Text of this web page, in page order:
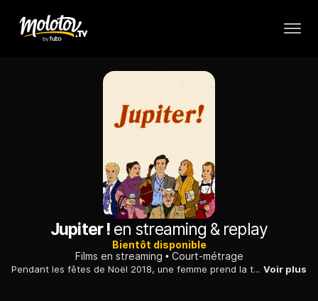
Jupiter !en streaming & replay
Bientôt disponible
Films en streaming
Court-métrage
Pendant les fêtes de Noël 2018, une femme prend la tête de son parti politique. Son fils, Jupiter, assistant parlementaire, doit recevoir un cadeau protocolaire. Voir plus